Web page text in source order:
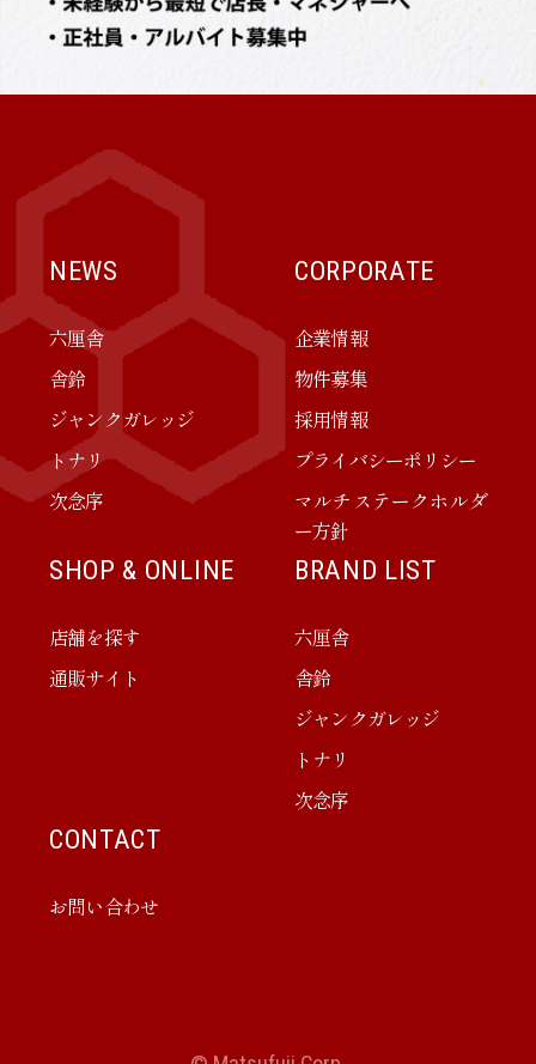
NEWS
六厘舎
舎鈴
ジャンクガレッジ
トナリ
次念序
CORPORATE
企業情報
物件募集
採用情報
プライバシーポリシー
マルチステークホルダ
ー方針
SHOP & ONLINE
店舗を探す
通販サイト
BRAND LIST
六厘舎
舎鈴
ジャンクガレッジ
トナリ
次念序
CONTACT
お問い合わせ